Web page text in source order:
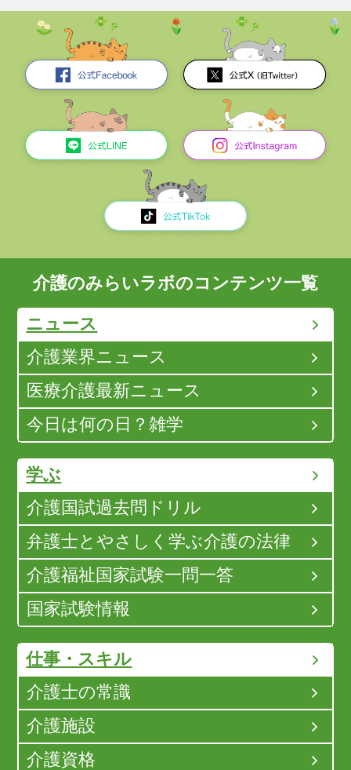
介護のみらいラボのコンテンツ一覧
ニュース
介護業界ニュース
医療介護最新ニュース
今日は何の日？雑学
学ぶ
介護国試過去問ドリル
弁護士とやさしく学ぶ介護の法律
介護福祉国家試験一問一答
国家試験情報
仕事・スキル
介護士の常識
介護施設
介護資格